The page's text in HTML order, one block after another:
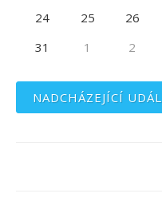
24
25 26
31
1 2
NADCHÁZEJÍCÍ